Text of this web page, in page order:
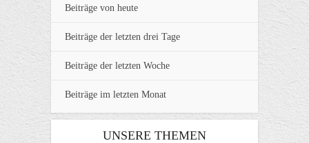
Beiträge von heute
Beiträge der letzten drei Tage
Beiträge der letzten Woche
Beiträge im letzten Monat
UNSERE THEMEN